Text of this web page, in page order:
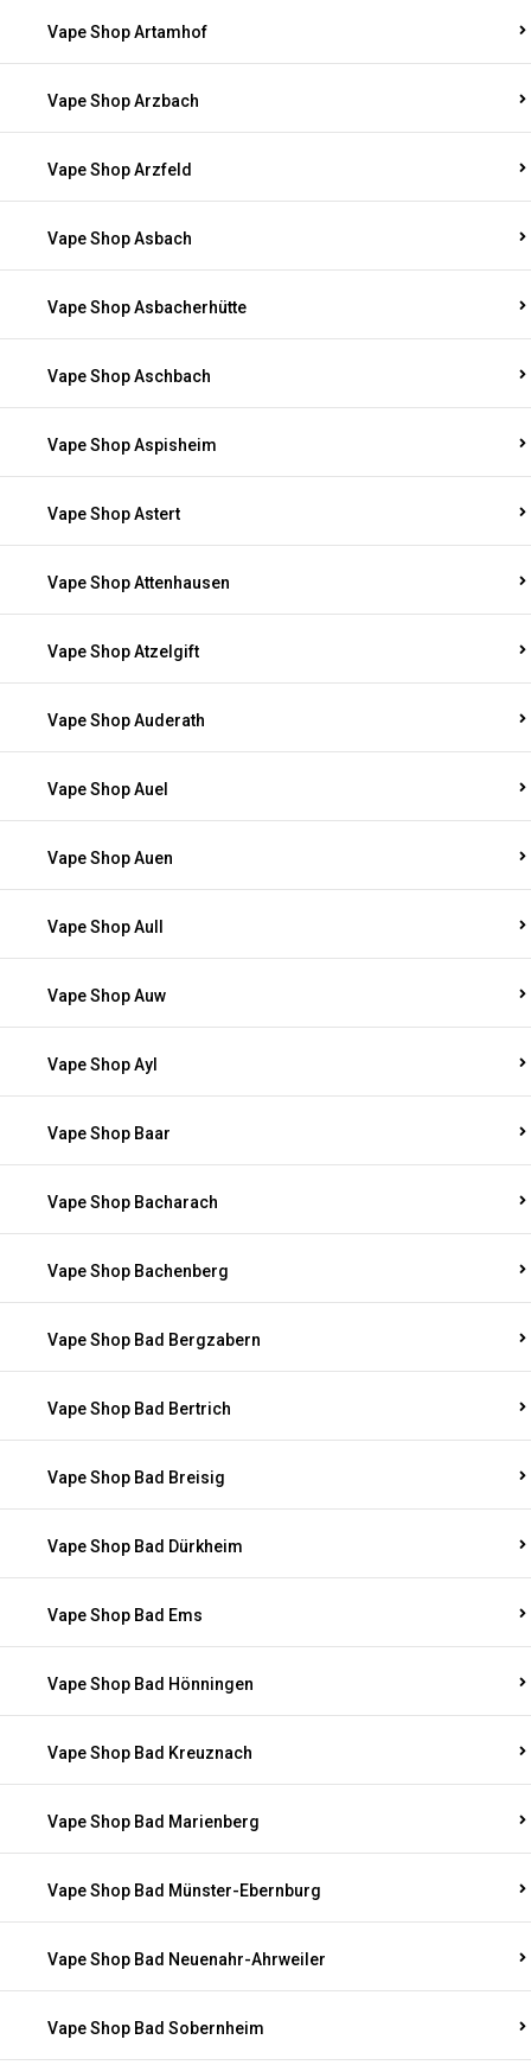
Vape Shop Artamhof
Vape Shop Arzbach
Vape Shop Arzfeld
Vape Shop Asbach
Vape Shop Asbacherhütte
Vape Shop Aschbach
Vape Shop Aspisheim
Vape Shop Astert
Vape Shop Attenhausen
Vape Shop Atzelgift
Vape Shop Auderath
Vape Shop Auel
Vape Shop Auen
Vape Shop Aull
Vape Shop Auw
Vape Shop Ayl
Vape Shop Baar
Vape Shop Bacharach
Vape Shop Bachenberg
Vape Shop Bad Bergzabern
Vape Shop Bad Bertrich
Vape Shop Bad Breisig
Vape Shop Bad Dürkheim
Vape Shop Bad Ems
Vape Shop Bad Hönningen
Vape Shop Bad Kreuznach
Vape Shop Bad Marienberg
Vape Shop Bad Münster-Ebernburg
Vape Shop Bad Neuenahr-Ahrweiler
Vape Shop Bad Sobernheim